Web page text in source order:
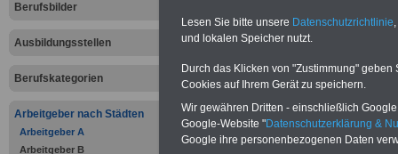
Berufsbilder
Ausbildungsstellen
Berufskategorien
Arbeitgeber nach Städten
Arbeitgeber A
Arbeitgeber B
Zahnzusatzversicherung-
Krankenversicherung
.
Lesen Sie bitte unsere Datenschutzrichtlinie
und lokalen Speicher nutzt.
Durch das Klicken von "Zustimmung"
Cookies auf Ihrem Gerät zu speichern.
Wir gewähren Dritten - einschließlich
Google-Website "Datenschutzerklärung &
Google ihre personenbezogenen Daten